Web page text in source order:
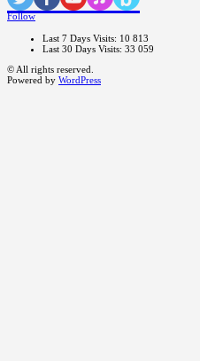
Follow
Last 7 Days Visits: 10 813
Last 30 Days Visits: 33 059
© All rights reserved.
Powered by WordPress